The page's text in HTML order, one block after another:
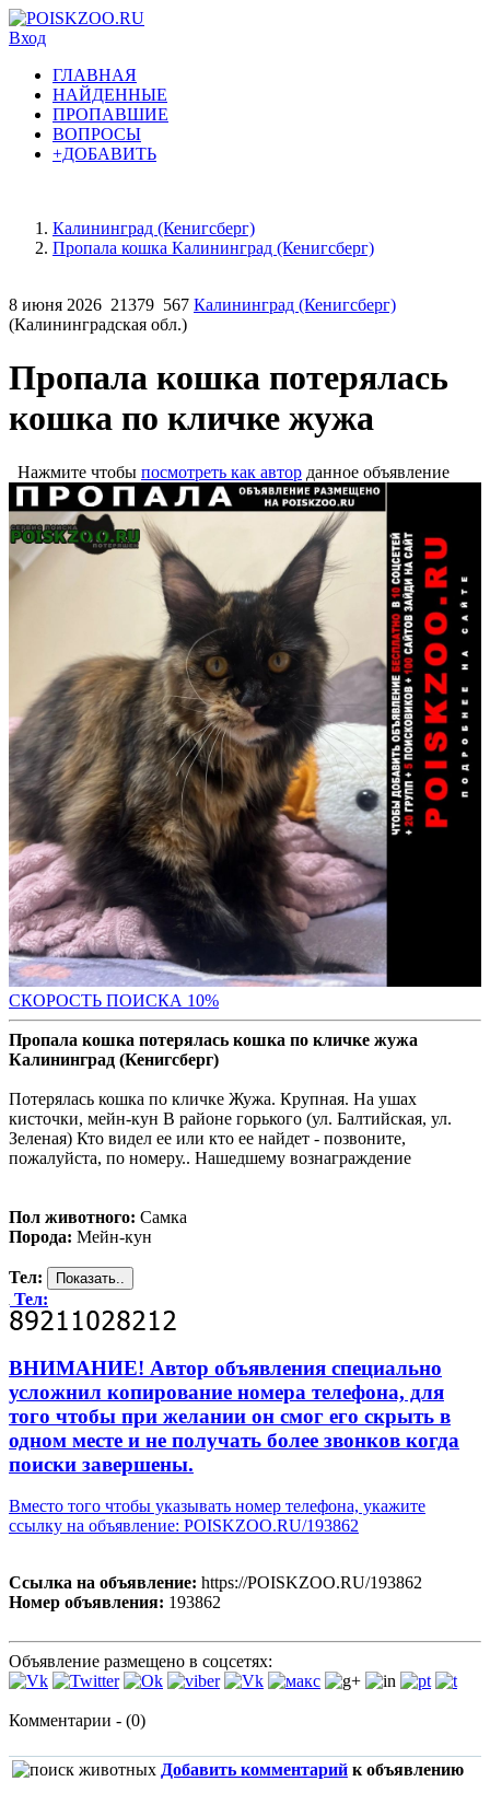
Вход
ГЛАВНАЯ
НАЙДЕННЫЕ
ПРОПАВШИЕ
ВОПРОСЫ
+ДОБАВИТЬ
Калининград (Кенигсберг)
Пропала кошка Калининград (Кенигсберг)
8 июня 2026 21379 567 Калининград (Кенигсберг)
(Калининградская обл.)
Пропала кошка потерялась
кошка по кличке жужа
Нажмите чтобы посмотреть как автор данное объявление
СКОРОСТЬ ПОИСКА 10%
Пропала кошка потерялась кошка по кличке жужа
Калининград (Кенигсберг)
Потерялась кошка по кличке Жужа. Крупная. На ушах
кисточки, мейн-кун В районе горького (ул. Балтийская, ул.
Зеленая) Кто видел ее или кто ее найдет - позвоните,
пожалуйста, по номеру.. Нашедшему вознаграждение
Пол животного: Самка
Порода: Мейн-кун
Тел:
Тел:
ВНИМАНИЕ! Автор объявления специально
усложнил копирование номера телефона, для
того чтобы при желании он смог его скрыть в
одном месте и не получать более звонков когда
поиски завершены.
Вместо того чтобы указывать номер телефона, укажите
ссылку на объявление: POISKZOO.RU/193862
Ссылка на объявление: https://POISKZOO.RU/193862
Номер объявления: 193862
Объявление размещено в соцсетях:
Комментарии - (0)
Добавить комментарий к объявлению